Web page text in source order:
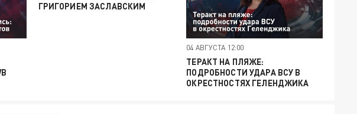
ГРИГОРИЕМ ЗАСЛАВСКИМ
04 АВГУСТА 12:00
ТЕРАКТ НА ПЛЯЖЕ:
ПОДРОБНОСТИ УДАРА ВСУ В
ОКРЕСТНОСТЯХ ГЕЛЕНДЖИКА